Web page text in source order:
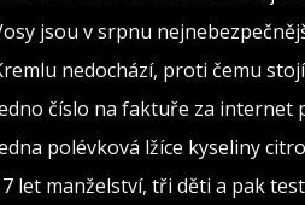
jsou v srpnu
nedochází, proti čemu
číslo na faktuře za internet
polévková lžíce kyseliny
let manželství, tři děti a pak